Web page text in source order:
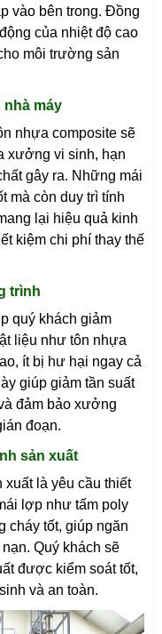
vào bên trong. Đồng
của nhiệt độ cao
môi trường sản
nhà máy
nhựa composite sẽ
xưởng vi sinh, hạn
gây ra. Những mái
mà còn duy trì tính
lại hiệu quả kinh
kiệm chi phí thay thế
trình
quý khách giảm
liệu như tôn nhựa
ít bị hư hại ngay cả
giúp giảm tần suất
đảm bảo xưởng
đoạn.
sản xuất
xuất là yêu cầu thiết
lợp như tấm poly
cháy tốt, giúp ngăn
Quý khách sẽ
được kiểm soát tốt,
và an toàn.